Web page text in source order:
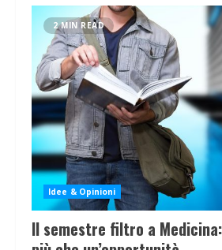
2 MIN READ
Idee & Opinioni
Il semestre filtro a